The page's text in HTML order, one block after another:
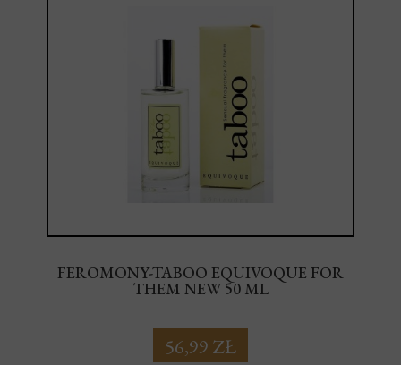
FEROMONY-TABOO EQUIVOQUE FOR
THEM NEW 50 ML
56,99 ZŁ